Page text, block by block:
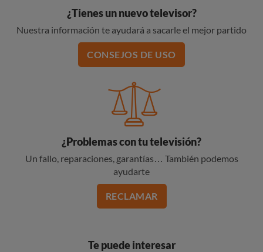
¿Tienes un nuevo televisor?
Nuestra información te ayudará a sacarle el mejor partido
CONSEJOS DE USO
¿Problemas con tu televisión?
Un fallo, reparaciones, garantías… También podemos
ayudarte
RECLAMAR
Te puede interesar